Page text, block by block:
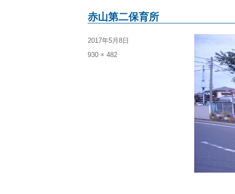
赤山第二保育所
投
稿
2017年5月8日
フ
930 × 482